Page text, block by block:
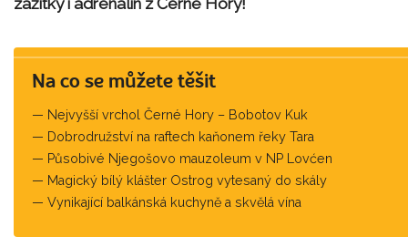
Na co se můžete těšit
Nejvyšší vrchol Černé Hory – Bobotov Kuk
Dobrodružství na raftech kaňonem řeky Tara
Působivé Njegošovo mauzoleum v NP Lovćen
Magický bílý klášter Ostrog vytesaný do skály
Vynikající balkánská kuchyně a skvělá vína